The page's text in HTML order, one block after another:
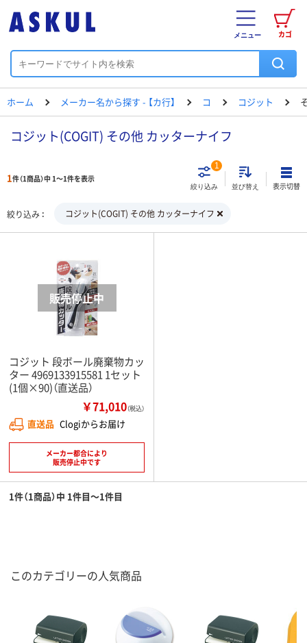
カゴ
メニュー
ホーム メーカー名から探す - 【カ行】 コ コジット
コジット(COGIT) その他 カッターナイフ
1件（1商品）中 1～1件を表示
絞り込み
1
並び替え 表示切替
絞り込み コジット(COGIT) その他 カッターナイフ
コジット 段ボール廃棄物カッ
ター 4969133915581 1セット
(1個×90)（直送品）
￥71,010（税込）
直送品 Clogiからお届け
メーカー都合により
販売停止中です
1件（1商品）中 1件目～1件目
このカテゴリーの人気商品